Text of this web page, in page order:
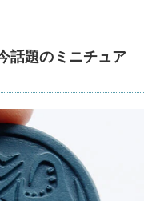
話題のミニチュア